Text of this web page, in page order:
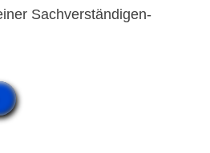
Sachver­ständigen­